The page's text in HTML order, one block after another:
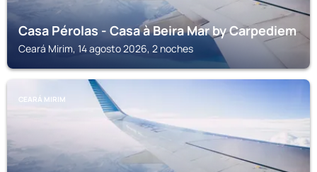
Casa Pérolas - Casa à Beira Mar by Carpediem
Ceará Mirim, 14 agosto 2026, 2 noches
CEARÁ MIRIM